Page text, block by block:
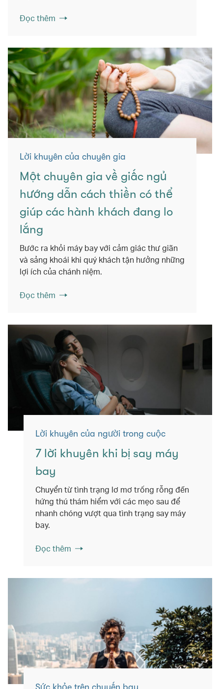
Đọc thêm
Lời khuyên của chuyên gia
Một chuyên gia về giấc ngủ
hướng dẫn cách thiền có thể
giúp các hành khách đang lo
lắng
Bước ra khỏi máy bay với cảm giác thư giãn
và sảng khoái khi quý khách tận hưởng những
lợi ích của chánh niệm.
Đọc thêm
Lời khuyên của người trong cuộc
7 lời khuyên khi bị say máy
bay
Chuyển từ tình trạng lơ mơ trống rỗng đến
hứng thú thám hiểm với các mẹo sau để
nhanh chóng vượt qua tình trạng say máy
bay.
Đọc thêm
Sức khỏe trên chuyến bay